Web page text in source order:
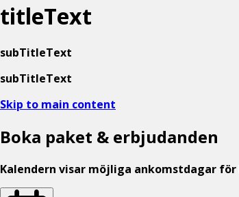
titleText
subTitleText
subTitleText
Skip to main content
Boka paket & erbjudanden
Kalendern visar möjliga ankomstdagar för